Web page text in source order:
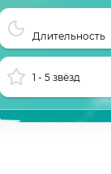
Длительность
1 - 5 звёзд